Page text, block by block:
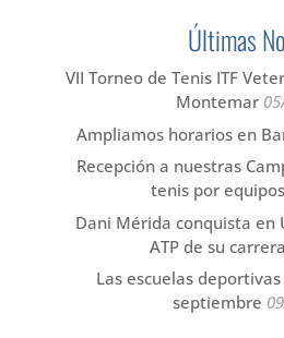
Últimas
VII Torneo de Tenis ITF
Montemar
Ampliamos horarios en
Recepción a nuestras
tenis por equipos
Dani Mérida conquista
ATP de su carrera
Las escuelas
septiembre